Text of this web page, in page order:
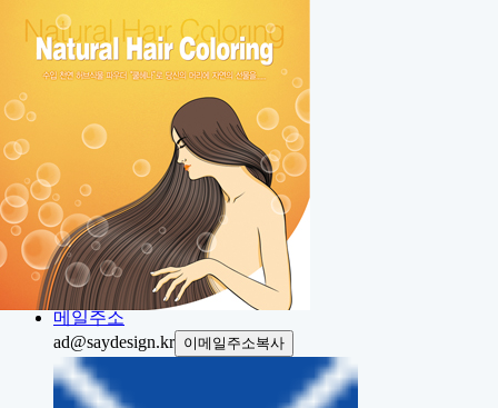
Home
About
Portfolio
Contact
Project
전화번호
전화상담 031.423.7337
메일주소
ad@saydesign.kr 이메일주소복사